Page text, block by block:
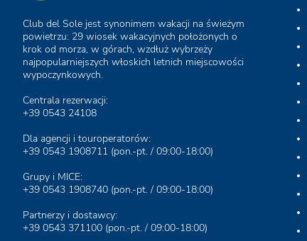
Club del Sole jest synonimem wakacji na świeżym
powietrzu: 29 wiosek wakacyjnych położonych o
krok od morza, w górach, wzdłuż wybrzeży
najpopularniejszych włoskich letnich miejscowości
wypoczynkowych.
Centrala rezerwacji:
+39 0543 24108
Dla agencji i touroperatorów:
+39 0543 1908711 (pon.-pt. / 09:00-18:00)
Grupy i MICE:
+39 0543 1908740 (pon.-pt. / 09:00-18:00)
Partnerzy i dostawcy:
+39 0543 371100 (pon.-pt. / 09:00-18:00)